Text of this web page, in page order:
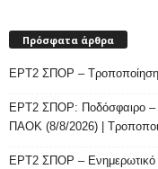
Πρόσφατα άρθρα
ΕΡΤ2 ΣΠΟΡ –
ΕΡΤ2 ΣΠΟΡ: Ποδόσφαιρο –
ΠΑΟΚ (8/8/2026) |
ΕΡΤ2 ΣΠΟΡ – Ενημερωτικό